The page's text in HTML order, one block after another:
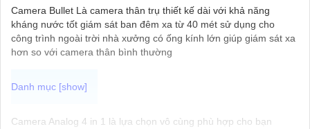
Camera Bullet Là camera thân trụ thiết kế dài với khả năng
kháng nước tốt giám sát ban đêm xa từ 40 mét sử dụng cho
công trình ngoài trời nhà xưởng có ống kính lớn giúp giám sát xa
hơn so với camera thân bình thường
Camera Analog 4 in 1 là lựa chọn vô cùng phù hợp cho bạn